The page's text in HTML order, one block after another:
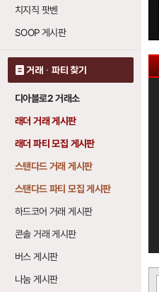
치지직 팟벤
SOOP 게시판
거래 · 파티 찾기
디아블로2 거래소
래더 거래 게시판
래더 파티 모집 게시판
스탠다드 거래 게시판
스탠다드 파티 모집 게시판
하드코어 거래 게시판
콘솔 거래 게시판
버스 게시판
나눔 게시판